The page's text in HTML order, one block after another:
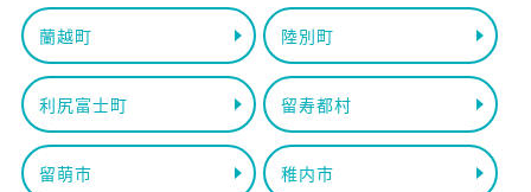
蘭越町 陸別町
利尻富士町 留寿都村
留萌市 稚内市